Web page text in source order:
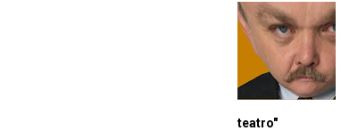
teatro"